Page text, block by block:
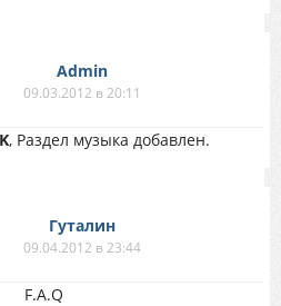
Аdmin
09.03.2012 в 20:11
, Раздел музыка добавлен.
Гуталин
09.04.2012 в 23:44
F.A.Q